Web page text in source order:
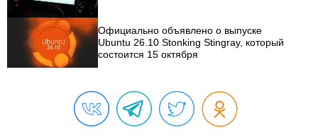
Официально объявлено о выпуске
Ubuntu 26.10 Stonking Stingray, который
состоится 15 октября